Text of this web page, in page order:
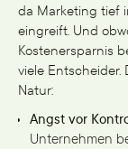
da Marketing tief
eingreift. Und
Kostenersparnis
viele
Natur:
Angst vor
Unternehmen